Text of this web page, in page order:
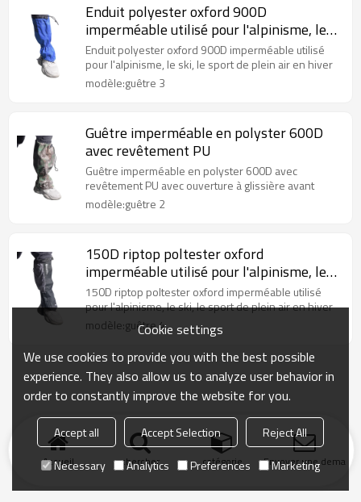
Enduit polyester oxford 900D
imperméable utilisé pour l'alpinisme, le
ski, le sport de plein air en hiver
Enduit polyester oxford 900D imperméable utilisé
pour l'alpinisme, le ski, le sport de plein air en hiver
modèle:guêtre 3
Guêtre imperméable en polyster 600D
avec revêtement PU
Guêtre imperméable en polyster 600D avec
revêtement PU avec ouverture à glissière avant
modèle:guêtre 2
150D riptop poltester oxford
imperméable utilisé pour l'alpinisme, le
ski, le sport de plein air en hiver
150D riptop poltester oxford imperméable utilisé
pour l'alpinisme, le ski, le sport de plein air en hiver
modèle:guêtre 4
Accueil chercher catégorie Envoyer une
Cookie settings
We use cookies to provide you with the best possible
experience. They also allow us to analyze user behavior in
order to constantly improve the website for you.
Accept all Accept Selection
Reject All
Necessary
Analytics Preferences Marketing